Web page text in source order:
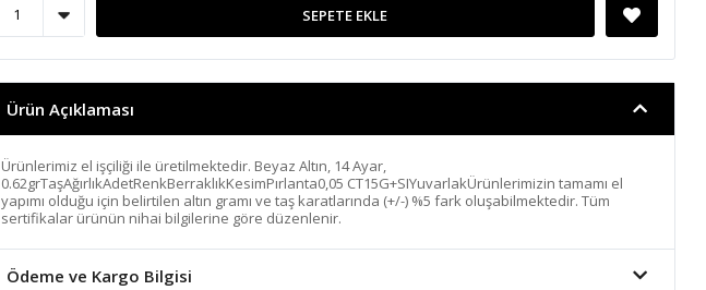
SEPETE EKLE
Ürün Açıklaması
Ürünlerimiz el işçiliği ile üretilmektedir. Beyaz Altın, 14 Ayar,
0.62grTaşAğırlıkAdetRenkBerraklıkKesimPırlanta0,05 CT15G+SIYuvarlakÜrünlerimizin tamamı el
yapımı olduğu için belirtilen altın gramı ve taş karatlarında (+/-) %5 fark oluşabilmektedir. Tüm
sertifikalar ürünün nihai bilgilerine göre düzenlenir.
Ödeme ve Kargo Bilgisi